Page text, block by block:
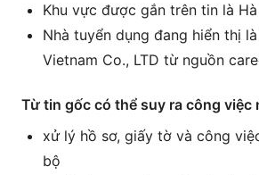
Khu vực được gắn trên tin là
Nhà tuyển dụng đang hiển thị là
Vietnam Co., LTD từ nguồn
Từ tin gốc có thể suy ra công việc
xử lý hồ sơ, giấy tờ và công
bộ